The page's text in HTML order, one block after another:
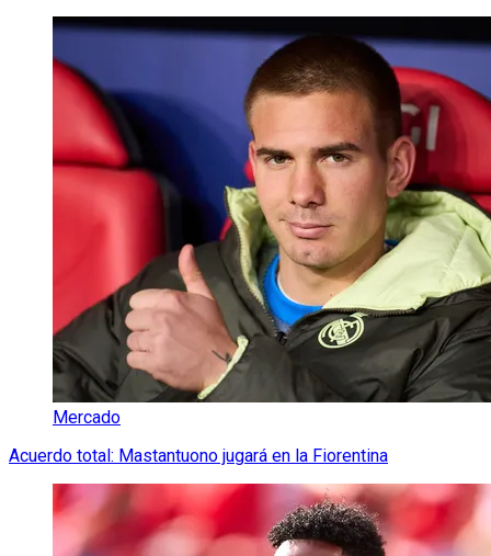
Mercado
Acuerdo total: Mastantuono jugará en la Fiorentina